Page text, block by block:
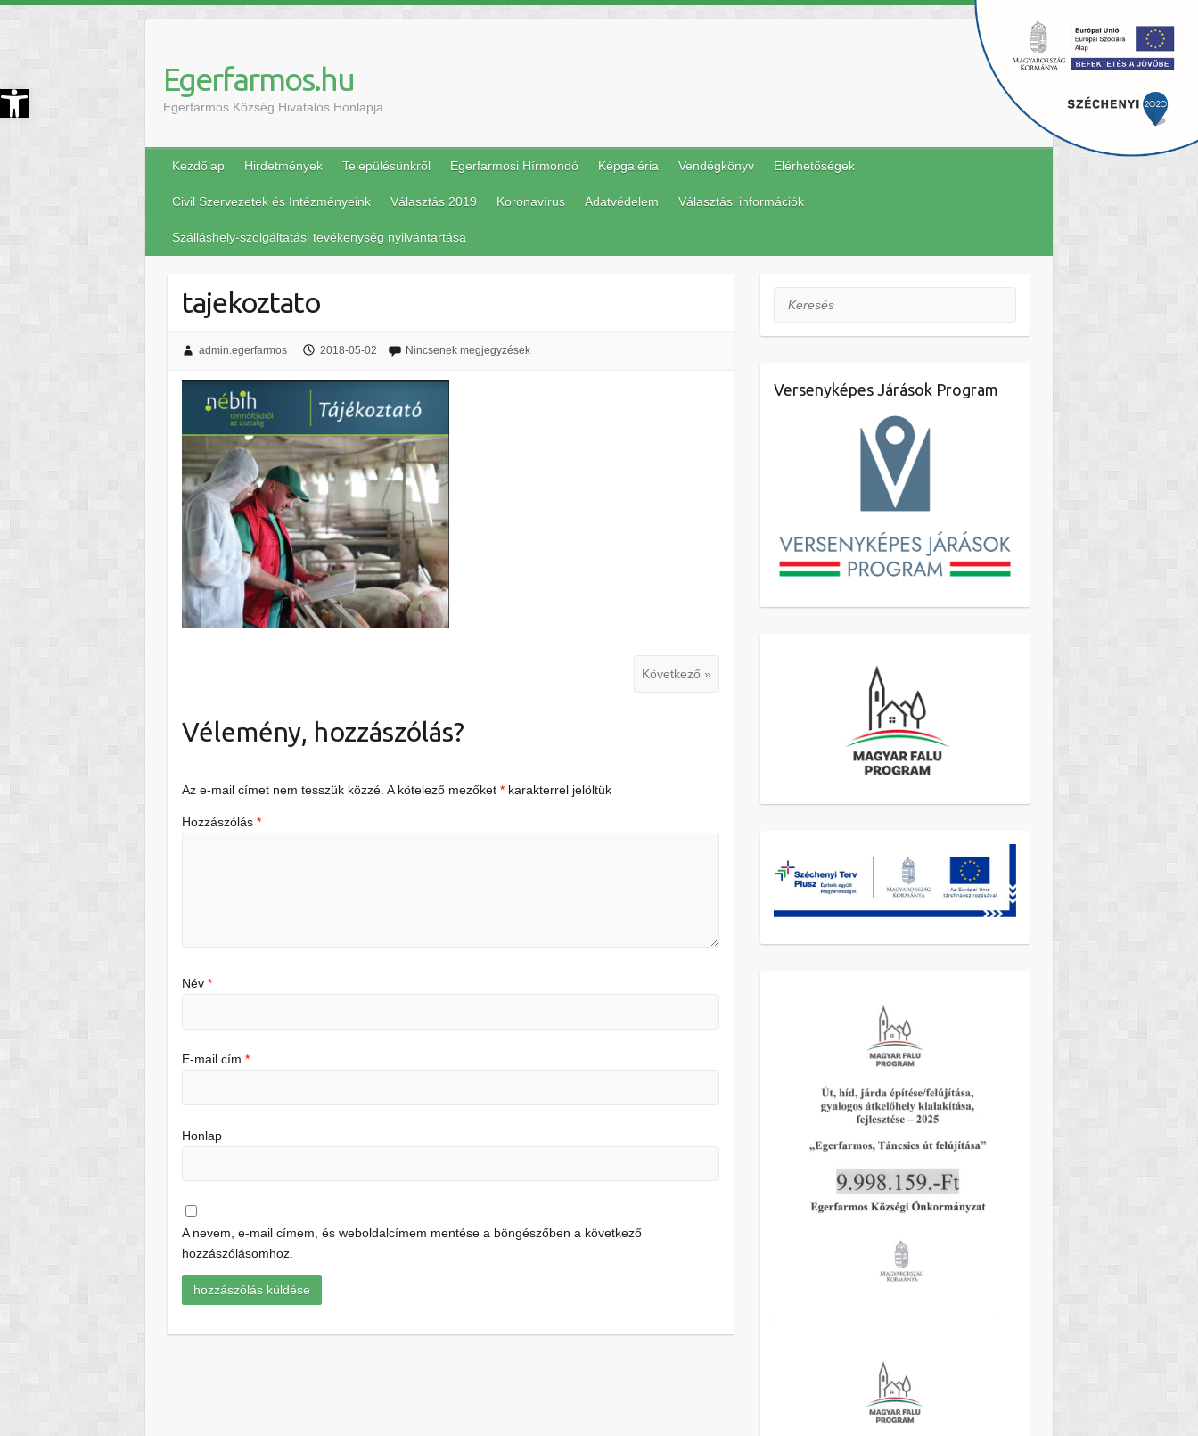
Eszköztár megnyitása Egerfarmos.hu
Egerfarmos Község Hivatalos Honlapja
Kezdőlap Hirdetmények Településünkről Egerfarmosi Hírmondó Képgaléria Vendégkönyv Elérhetőségek
Civil Szervezetek és Intézményeink Választás 2019 Koronavírus Adatvédelem Választási információk
Szálláshely-szolgáltatási tevékenység nyilvántartása
tajekoztato
admin.egerfarmos 2018-05-02 Nincsenek megjegyzések
Következő »
Vélemény, hozzászólás?
Az e-mail címet nem tesszük közzé. A kötelező mezőket* karakterrel jelöltük
Hozzászólás*
Név*
E-mail cím*
Honlap
A nevem, e-mail címem, és weboldalcímem mentése a böngészőben a következő
hozzászólásomhoz.
Keresés
Versenyképes Járások Program